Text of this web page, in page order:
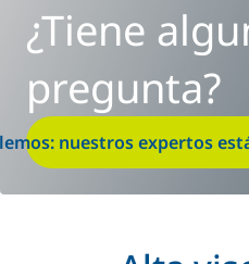
¿Tiene
pregunta?
nuestros expertos